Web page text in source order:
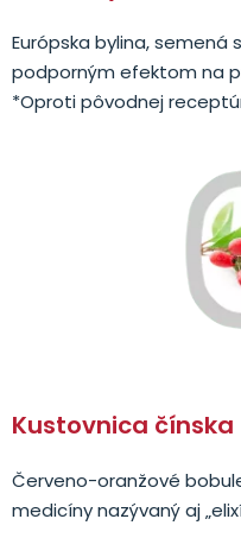
Európska bylina, semená
podporným efektom na
*Oproti pôvodnej
Kustovnica čínska
Červeno-oranžové
medicíny nazývaný aj